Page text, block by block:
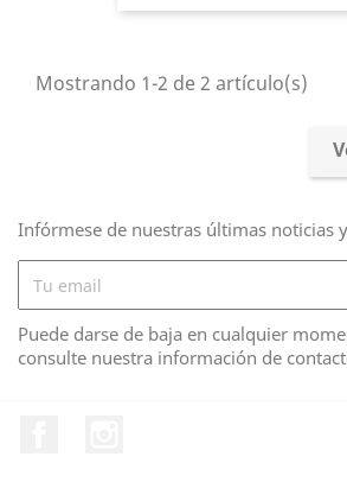
Mostrando 1-2 de 2 artículo(s)
Infórmese de nuestras últimas noticias
Puede darse de baja en cualquier
consulte nuestra información de